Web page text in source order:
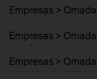
Empresas >
Empresas >
Empresas >